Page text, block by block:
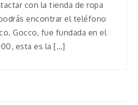
con la tienda de ropa
encontrar el teléfono
Gocco, fue fundada en el
esta es la […]